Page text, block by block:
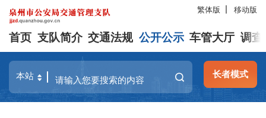
繁体版 移动版
首页 支队简介 交通法规 公开公示 车管大厅 调查
长者模式